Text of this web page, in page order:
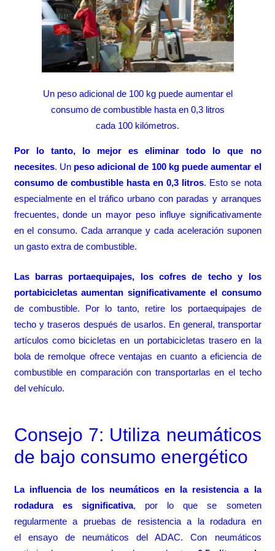
Un peso adicional de 100 kg puede aumentar el
consumo de combustible hasta en 0,3 litros
cada 100 kilómetros.
Por lo tanto, lo mejor es eliminar todo lo
que no
necesites. Un peso adicional de 100 kg puede aumentar el
consumo de combustible hasta en 0,3 litros. Esto se nota
especialmente en el tráfico urbano con paradas y arranques
frecuentes, donde un mayor peso influye significativamente
en el consumo. Cada arranque y cada aceleración suponen
un gasto extra de combustible.
Las barras portaequipajes, los cofres de techo y los
portabicicletas aumentan significativamente el consumo
de combustible. Por lo tanto, retire los portaequipajes de
techo y traseros después de usarlos. En general, transportar
artículos como bicicletas en un portabicicletas trasero en la
bola de remolque ofrece ventajas en cuanto a eficiencia de
combustible en comparación con transportarlas en el techo
del vehículo.
Consejo 7: Utiliza neumáticos
de bajo consumo energético
La influencia de los neumáticos en la resistencia a la
rodadura es significativa, por lo que se someten
regularmente a pruebas de resistencia a la rodadura en
el ensayo de neumáticos del ADAC. Con neumáticos